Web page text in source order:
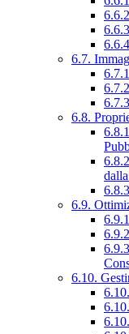
6.7.
6.8.
6.9.
6.10.